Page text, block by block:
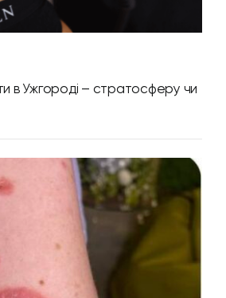
в Ужгороді – стратосферу чи